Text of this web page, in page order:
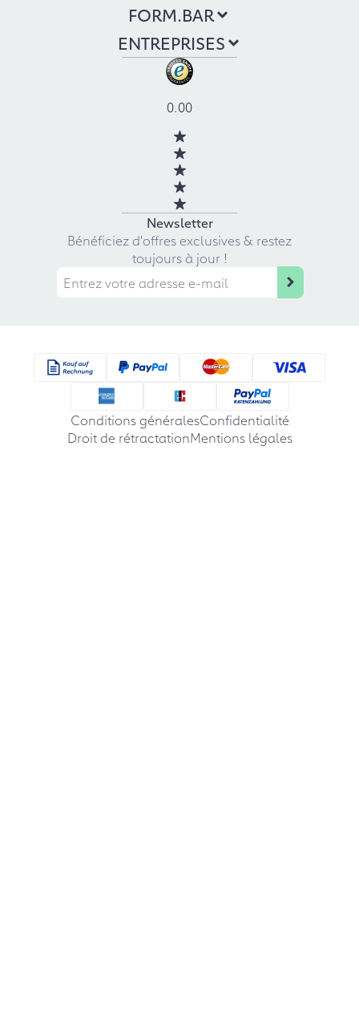
FORM.BAR
ENTREPRISES
0.00
Newsletter
Bénéficiez d'offres exclusives & restez
toujours à jour !
Conditions généralesConfidentialité
Droit de rétractationMentions légales